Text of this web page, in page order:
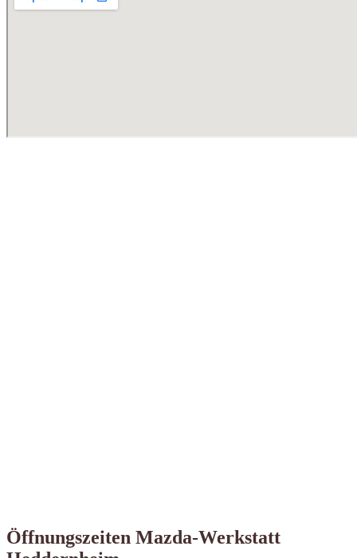
Öffnungszeiten Mazda-Werkstatt